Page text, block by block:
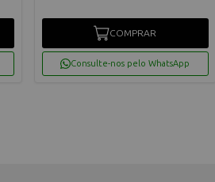
COMPRAR
Consulte-nos pelo WhatsApp